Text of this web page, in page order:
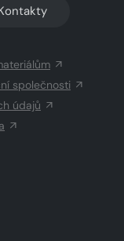
společnosti
údajů